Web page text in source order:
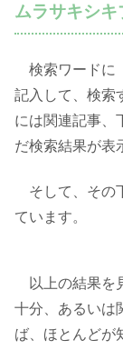
ムラサキシ
検索ワードに
記入して、検索
には関連記事、
だ検索結果が表
そして、その
ています。
以上の結果を
十分、あるいは
ば、ほとんどが